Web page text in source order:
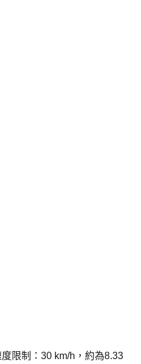
限制：30 km/h，約為8.33